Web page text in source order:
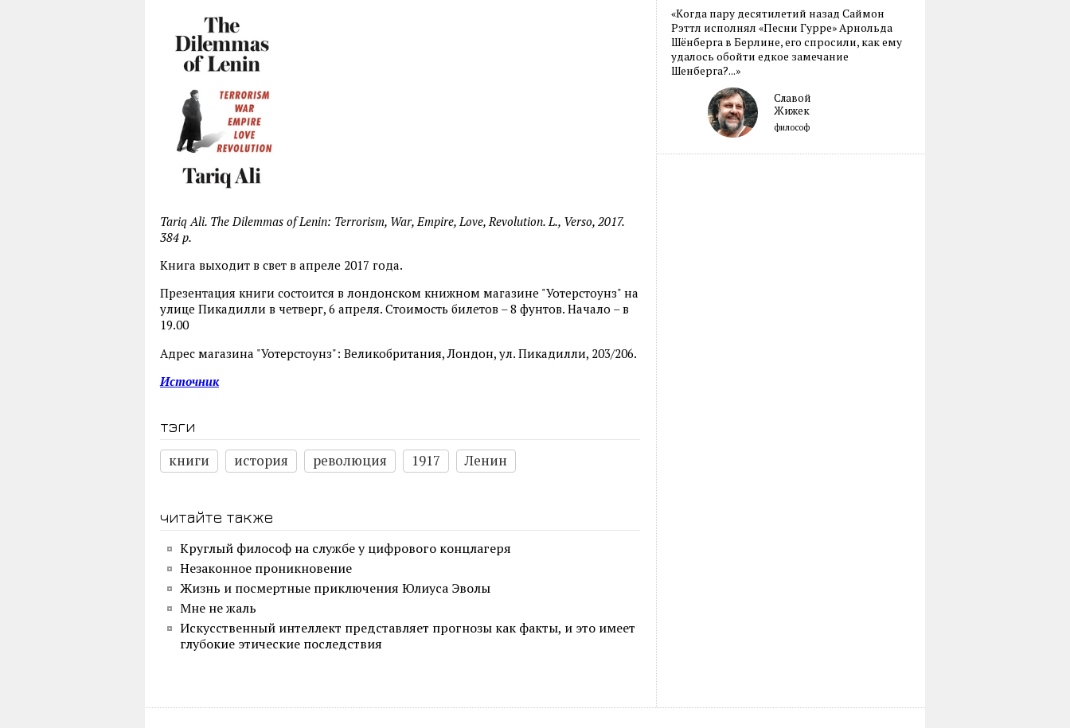
TariqAli. TheDilemmas ofLenin: Terrorism, War,Empire,Love,Revolution.L., Verso, 2017.
384 p.
Книга выходит в свет в апреле 2017 года.
Презентация книги состоится в лондонском книжном магазине "Уотерстоунз" на
улице Пикадилли в четверг, 6 апреля. Стоимость билетов – 8 фунтов. Начало – в
19.00
Адрес магазина "Уотерстоунз": Великобритания, Лондон, ул. Пикадилли, 203/206.
Источник
тэги
книги
история революция 1917 Ленин
читайте также
Круглый философ на службе у цифрового концлагеря
Незаконное проникновение
Жизнь и посмертные приключения Юлиуса Эволы
Мне не жаль
Искусственный интеллект представляет прогнозы как факты, и это имеет
глубокие этические последствия
«Когда пару десятилетий назад Саймон
Рэттл исполнял «Песни Гурре» Арнольда
Шёнберга в Берлине, его спросили, как ему
удалось обойти едкое замечание
Шенберга?...»
Славой
Жижек
философ